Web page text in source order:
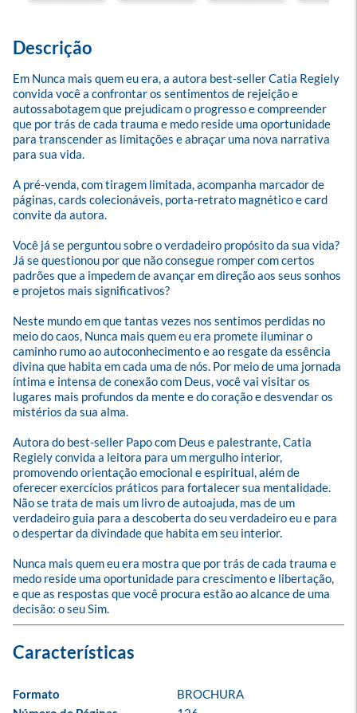
Descrição
Em Nunca mais quem eu era, a autora best-seller Catia Regiely
convida você a confrontar os sentimentos de rejeição e
autossabotagem que prejudicam o progresso e compreender
que por trás de cada trauma e medo reside uma oportunidade
para transcender as limitações e abraçar uma nova narrativa
para sua vida.
A pré-venda, com tiragem limitada, acompanha marcador de
páginas, cards colecionáveis, porta-retrato magnético e card
convite da autora.
Você já se perguntou sobre o verdadeiro propósito da sua vida?
Já se questionou por que não consegue romper com certos
padrões que a impedem de avançar em direção aos seus sonhos
e projetos mais significativos?
Neste mundo em que tantas vezes nos sentimos perdidas no
meio do caos, Nunca mais quem eu era promete iluminar o
caminho rumo ao autoconhecimento e ao resgate da essência
divina que habita em cada uma de nós. Por meio de uma jornada
íntima e intensa de conexão com Deus, você vai visitar os
lugares mais profundos da mente e do coração e desvendar os
mistérios da sua alma.
Autora do best-seller Papo com Deus e palestrante, Catia
Regiely convida a leitora para um mergulho interior,
promovendo orientação emocional e espiritual, além de
oferecer exercícios práticos para fortalecer sua mentalidade.
Não se trata de mais um livro de autoajuda, mas de um
verdadeiro guia para a descoberta do seu verdadeiro eu e para
o despertar da divindade que habita em seu interior.
Nunca mais quem eu era mostra que por trás de cada trauma e
medo reside uma oportunidade para crescimento e libertação,
e que as respostas que você procura estão ao alcance de uma
decisão: o seu Sim.
Formato
BROCHURA